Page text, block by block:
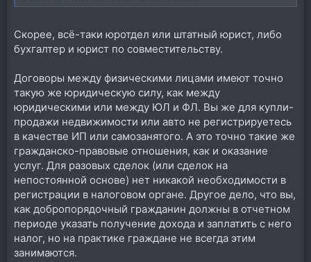
Скорее, всё-таки юротдел или штатный юрист, либо
бухгалтер и юрист по совместительству.
Договоры между физическими лицами имеют точно
такую же юридическую силу, как между
юридическими или между ЮЛ и ФЛ. Вы же для купли-
продажи недвижимости или авто не регистрируетесь
в качестве ИП или самозанятого. А это точно такие же
гражданско-правовые отношения, как и оказание
услуг. Для разовых сделок (или сделок на
непостоянной основе) нет никакой необходимости в
регистрации в налоговом органе. Другое дело, что вы,
как добропорядочный гражданин должны в отчетном
периоде указать получение дохода и заплатить с него
налог, но на практике граждане не всегда этим
занимаются.